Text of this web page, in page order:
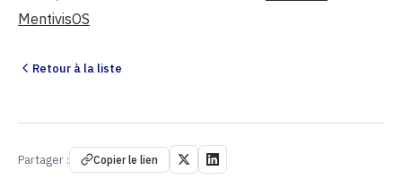
MentivisOS
Retour à la liste
Partager : Copier le lien